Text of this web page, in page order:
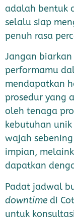
adalah bentuk
selalu siap
penuh rasa
Jangan
performamu
mendapatkan
prosedur yang
oleh tenaga
kebutuhan
wajah
impian,
dapatkan
Padat jadwal
downtime di
untuk